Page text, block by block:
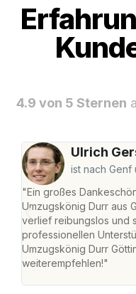
4.9 von 5 Sternen
Ulrich
ist nach Genf
"Ein großes
Umzugskönig Durr aus
verlief reibungslos und
professionellen
Umzugskönig Durr
weiterempfehlen!"